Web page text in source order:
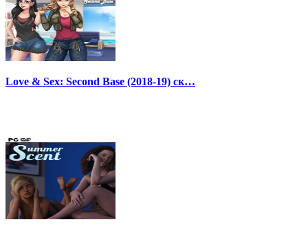
Love & Sex: Second Base (2018-19) ск…